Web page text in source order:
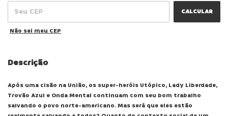
CALCULAR
Não sei meu CEP
Descrição
Após uma cisão na União, os super-heróis Utópico, Lady Liberdade,
Trovão Azul e Onda Mental continuam com seu bom trabalho
salvando o povo norte-americano. Mas será que eles estão